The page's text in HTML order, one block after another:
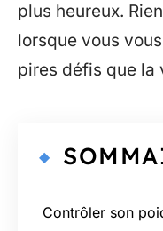
plus heureux.
lorsque vous
pires défis que la
Contrôler son